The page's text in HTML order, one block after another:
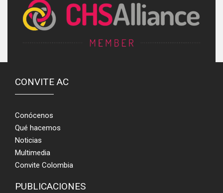
CONVITE AC
Conócenos
Qué hacemos
Noticias
Multimedia
Convite Colombia
PUBLICACIONES